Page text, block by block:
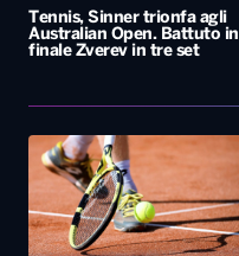
Tennis, Sinner trionfa agli
Australian Open. Battuto in
finale Zverev in tre set